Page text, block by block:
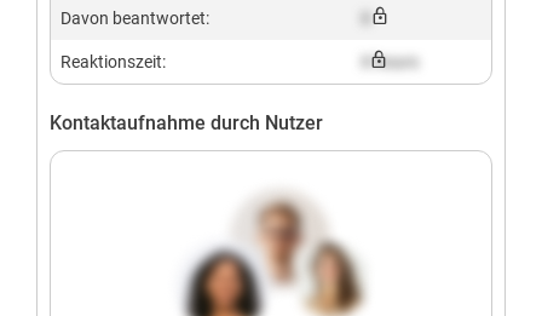
Davon beantwortet:
Reaktionszeit: X hours
Kontaktaufnahme durch Nutzer